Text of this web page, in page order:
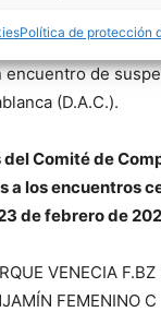
Política de protección
JÚNIOR
encuentro de
(D.A.C.).
del Comité de
a los encuentros
de febrero de
VENECIA
FEMENINO C